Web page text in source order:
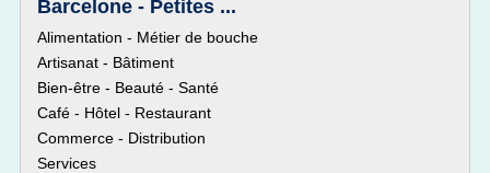
Barcelone - Petites ...
Alimentation - Métier de bouche
Artisanat - Bâtiment
Bien-être - Beauté - Santé
Café - Hôtel - Restaurant
Commerce - Distribution
Services